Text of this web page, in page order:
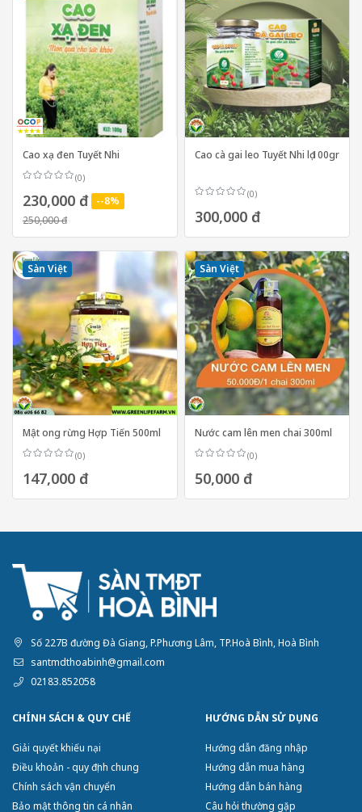
Cao xạ đen Tuyết Nhi
(0)
230,000 đ
--8%
250,000 đ
Cao cà gai leo Tuyết Nhi lọ 100gr
(0)
300,000 đ
Sàn Việt
Mật ong rừng Hợp Tiến 500ml
(0)
147,000 đ
Sàn Việt
Nước cam lên men chai 300ml
(0)
50,000 đ
Số 227B đường Đà Giang, P.Phương Lâm, TP.Hoà Bình, Hoà Bình
santmdthoabinh@gmail.com
02183.852058
CHÍNH SÁCH & QUY CHẾ
Giải quyết khiếu nại
Điều khoản - quy định chung
Chính sách vận chuyển
Bảo mật thông tin cá nhân
HƯỚNG DẪN SỬ DỤNG
Hướng dẫn đăng nhập
Hướng dẫn mua hàng
Hướng dẫn bán hàng
Câu hỏi thường gặp